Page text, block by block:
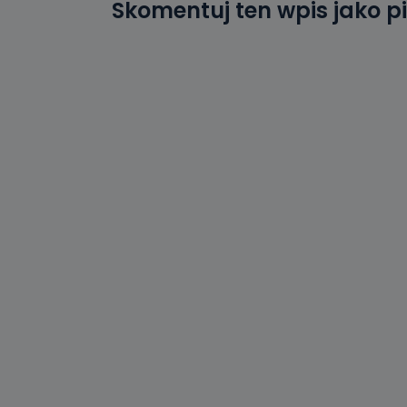
19 dostępu do
ich
Skomentuj ten wpis jako